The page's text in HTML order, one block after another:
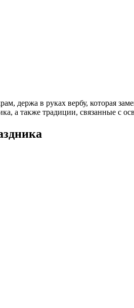
держа в руках вербу, которая
а также традиции, связанные с